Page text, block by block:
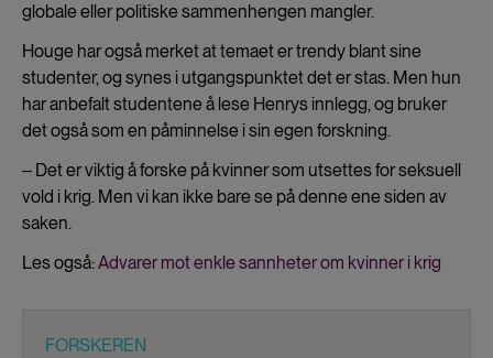
globale eller politiske sammenhengen mangler.
Houge har også merket at temaet er trendy blant sine
studenter, og synes i utgangspunktet det er stas. Men hun
har anbefalt studentene å lese Henrys innlegg, og bruker
det også som en påminnelse i sin egen forskning.
‒ Det er viktig å forske på kvinner som utsettes for seksuell
vold i krig. Men vi kan ikke bare se på denne ene siden av
saken.
Les også:Advarer mot enkle sannheter om kvinner i krig
FORSKEREN